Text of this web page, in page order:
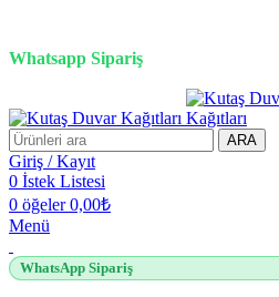
Whatsapp Sipariş
ARA
Giriş / Kayıt
0 İstek Listesi
0 öğeler 0,00₺
Menü
WhatsApp Sipariş